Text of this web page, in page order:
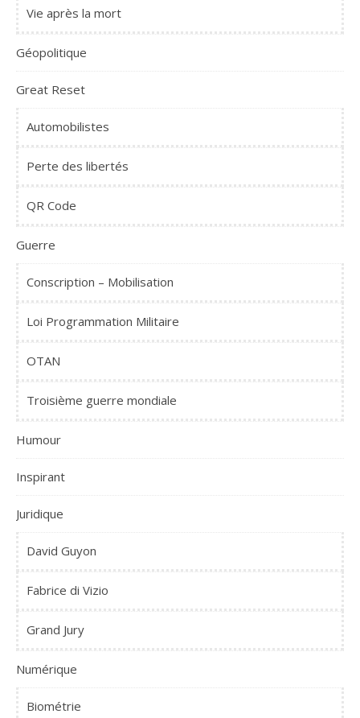
Vie après la mort
Géopolitique
Great Reset
Automobilistes
Perte des libertés
QR Code
Guerre
Conscription – Mobilisation
Loi Programmation Militaire
OTAN
Troisième guerre mondiale
Humour
Inspirant
Juridique
David Guyon
Fabrice di Vizio
Grand Jury
Numérique
Biométrie